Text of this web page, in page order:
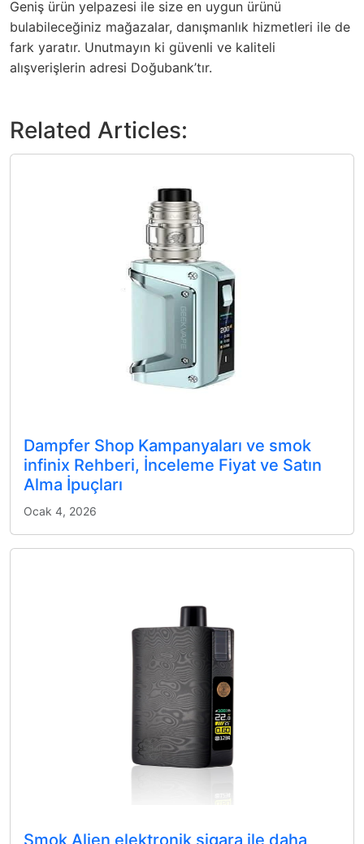
Geniş ürün yelpazesi ile size en uygun ürünü
bulabileceğiniz mağazalar, danışmanlık hizmetleri ile de
fark yaratır. Unutmayın ki güvenli ve kaliteli
alışverişlerin adresi Doğubank’tır.
Related Articles:
Dampfer Shop Kampanyaları ve smok
infinix Rehberi, İnceleme Fiyat ve Satın
Alma İpuçları
Ocak 4, 2026